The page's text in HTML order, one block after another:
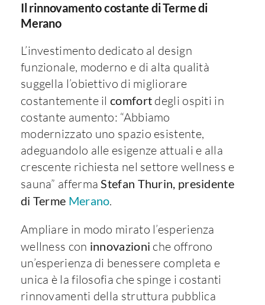
Il rinnovamento costante di Terme di
Merano
L’investimento dedicato al design
funzionale, moderno e di alta qualità
suggella l’obiettivo di migliorare
costantemente ilcomfort degli ospiti in
costante aumento: “Abbiamo
modernizzato uno spazio esistente,
adeguandolo alle esigenze attuali e alla
crescente richiesta nel settore wellness e
sauna” affermaStefan Thurin, presidente
di Terme Merano.
Ampliare in modo mirato l’esperienza
wellness con innovazioni che offrono
un’esperienza di benessere completa e
unica è la filosofia che spinge i costanti
rinnovamenti della struttura pubblica